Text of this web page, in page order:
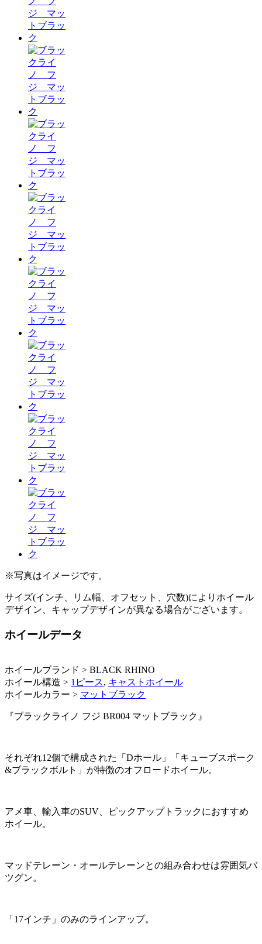
※写真はイメージです。
サイズ(インチ、リム幅、オフセット、穴数)によりホイール
デザイン、キャップデザインが異なる場合がございます。
ホイールデータ
ホイールブランド > BLACK RHINO
ホイール構造 > 1ピース, キャストホイール
ホイールカラー > マットブラック
『ブラックライノ フジ BR004 マットブラック』
それぞれ12個で構成された「Dホール」「キューブスポーク
&ブラックボルト」が特徴のオフロードホイール。
アメ車、輸入車のSUV、ピックアップトラックにおすすめ
ホイール。
マッドテレーン・オールテレーンとの組み合わせは雰囲気バ
ツグン。
「17インチ」のみのラインアップ。